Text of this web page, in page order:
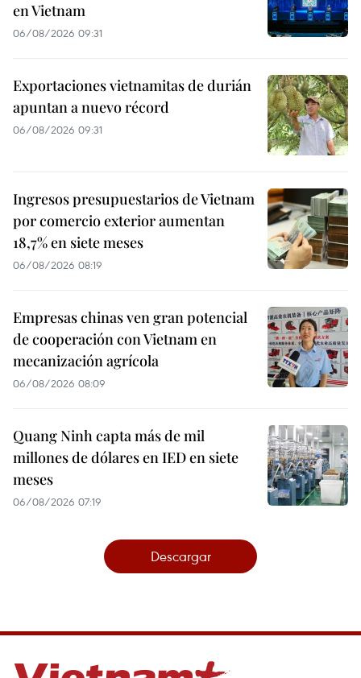
en Vietnam
06/08/2026 09:31
Exportaciones vietnamitas de durián
apuntan a nuevo récord
06/08/2026 09:31
Ingresos presupuestarios de Vietnam
por comercio exterior aumentan
18,7% en siete meses
06/08/2026 08:19
Empresas chinas ven gran potencial
de cooperación con Vietnam en
mecanización agrícola
06/08/2026 08:09
Quang Ninh capta más de mil
millones de dólares en IED en siete
meses
06/08/2026 07:19
Descargar